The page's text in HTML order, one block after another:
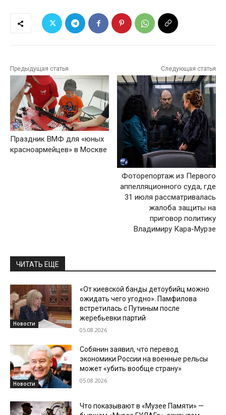
Предыдущая статья
Праздник ВМФ для «юных
красноармейцев» в Москве
Следующая статья
Фоторепортаж из Первого
аппелляционного суда, где
31 июля рассматривалась
жалоба защиты на
приговор политику
Владимиру Кара-Мурзе
ЧИТАТЬ ЕЩЕ
Новости
«От киевской банды детоубийц можно
ожидать чего угодно». Памфилова
встретилась с Путиным после
жеребьевки партий
05.08.2026
Новости
Собянин заявил, что перевод
экономики России на военные рельсы
может «убить вообще страну»
05.08.2026
Что показывают в «Музее Памяти» —